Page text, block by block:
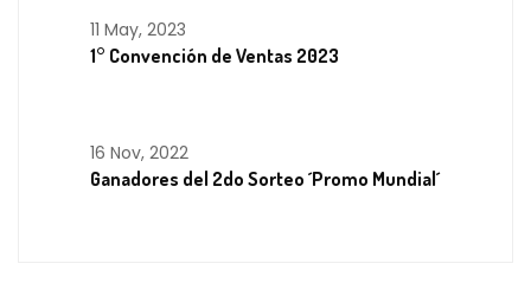
11 May, 2023
1° Convención de Ventas 2023
16 Nov, 2022
Ganadores del 2do Sorteo ´Promo Mundial´